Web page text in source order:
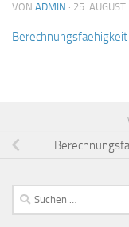
VON ADMIN · 25.
Suchen
nach: